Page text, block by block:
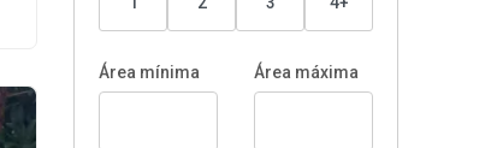
Área mínima Área máxima